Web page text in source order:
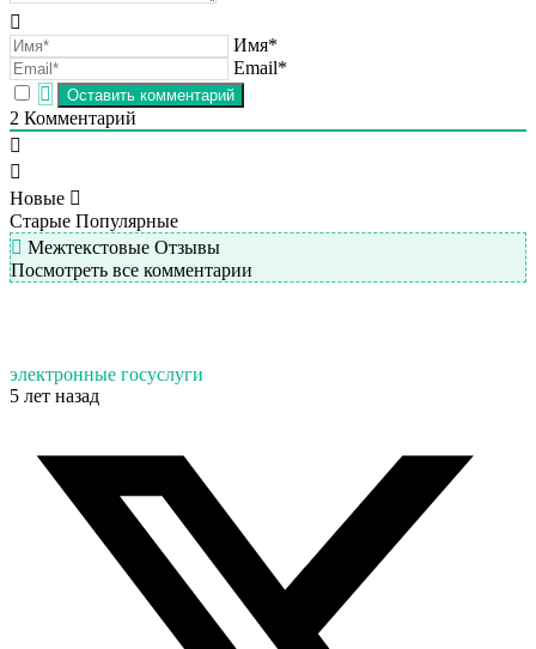
Имя*
Email*
2 Комментарий
Новые
Старые Популярные
Межтекстовые Отзывы
Посмотреть все комментарии
электронные госуслуги
5 лет назад